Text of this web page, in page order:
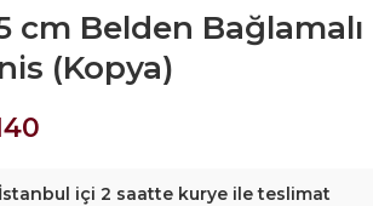
cm Belden
(Kopya)
İstanbul içi 2 saatte kurye ile teslimat